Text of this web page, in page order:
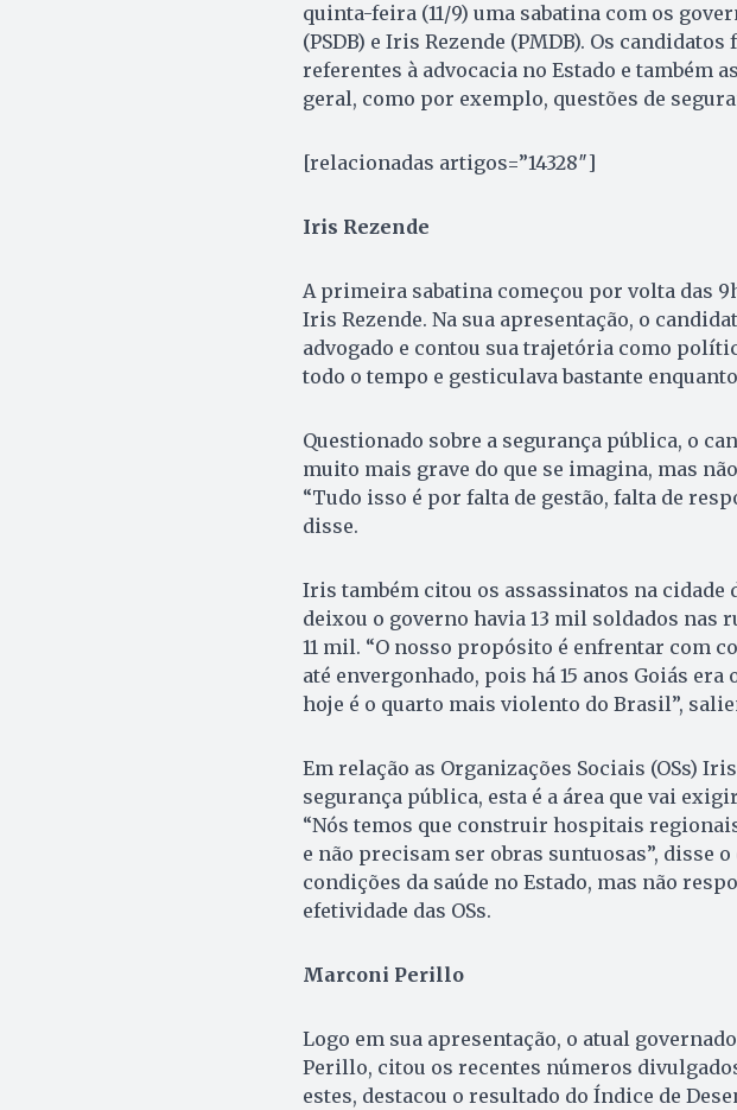
quinta-feira (11/9) uma sabatina com os
(PSDB) e Iris Rezende (PMDB). Os
referentes à advocacia no Estado e também
geral, como por exemplo, questões de
[relacionadas artigos=”14328″]
Iris Rezende
A primeira sabatina começou por volta das
Iris Rezende. Na sua apresentação, o
advogado e contou sua trajetória como
todo o tempo e gesticulava bastante
Questionado sobre a segurança pública, o
muito mais grave do que se imagina, mas
“Tudo isso é por falta de gestão, falta de
disse.
Iris também citou os assassinatos na cidade
deixou o governo havia 13 mil soldados nas
11 mil. “O nosso propósito é enfrentar com
até envergonhado, pois há 15 anos Goiás
hoje é o quarto mais violento do Brasil”,
Em relação as Organizações Sociais (OSs)
segurança pública, esta é a área que vai
“Nós temos que construir hospitais
e não precisam ser obras suntuosas”, disse
condições da saúde no Estado, mas não
efetividade das OSs.
Marconi Perillo
Logo em sua apresentação, o atual
Perillo, citou os recentes números
estes, destacou o resultado do Índice de